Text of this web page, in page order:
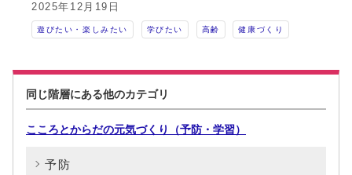
2025年12月19日
遊びたい・楽しみたい 学びたい 高齢 健康づくり
同じ階層にある他のカテゴリ
こころとからだの元気づくり（予防・学習）
予防